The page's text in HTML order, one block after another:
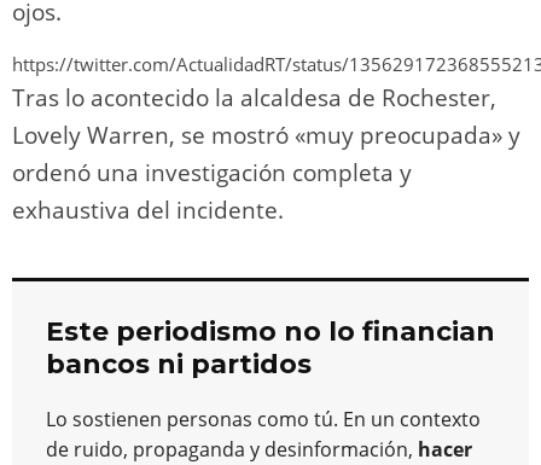
ojos.
https://twitter.com/ActualidadRT/status/
Tras lo acontecido la alcaldesa de Rochester,
Lovely Warren, se mostró «muy preocupada» y
ordenó una investigación completa y
exhaustiva del incidente.
Este periodismo no lo financian
bancos ni partidos
Lo sostienen personas como tú. En un contexto
de ruido, propaganda y desinformación, hacer